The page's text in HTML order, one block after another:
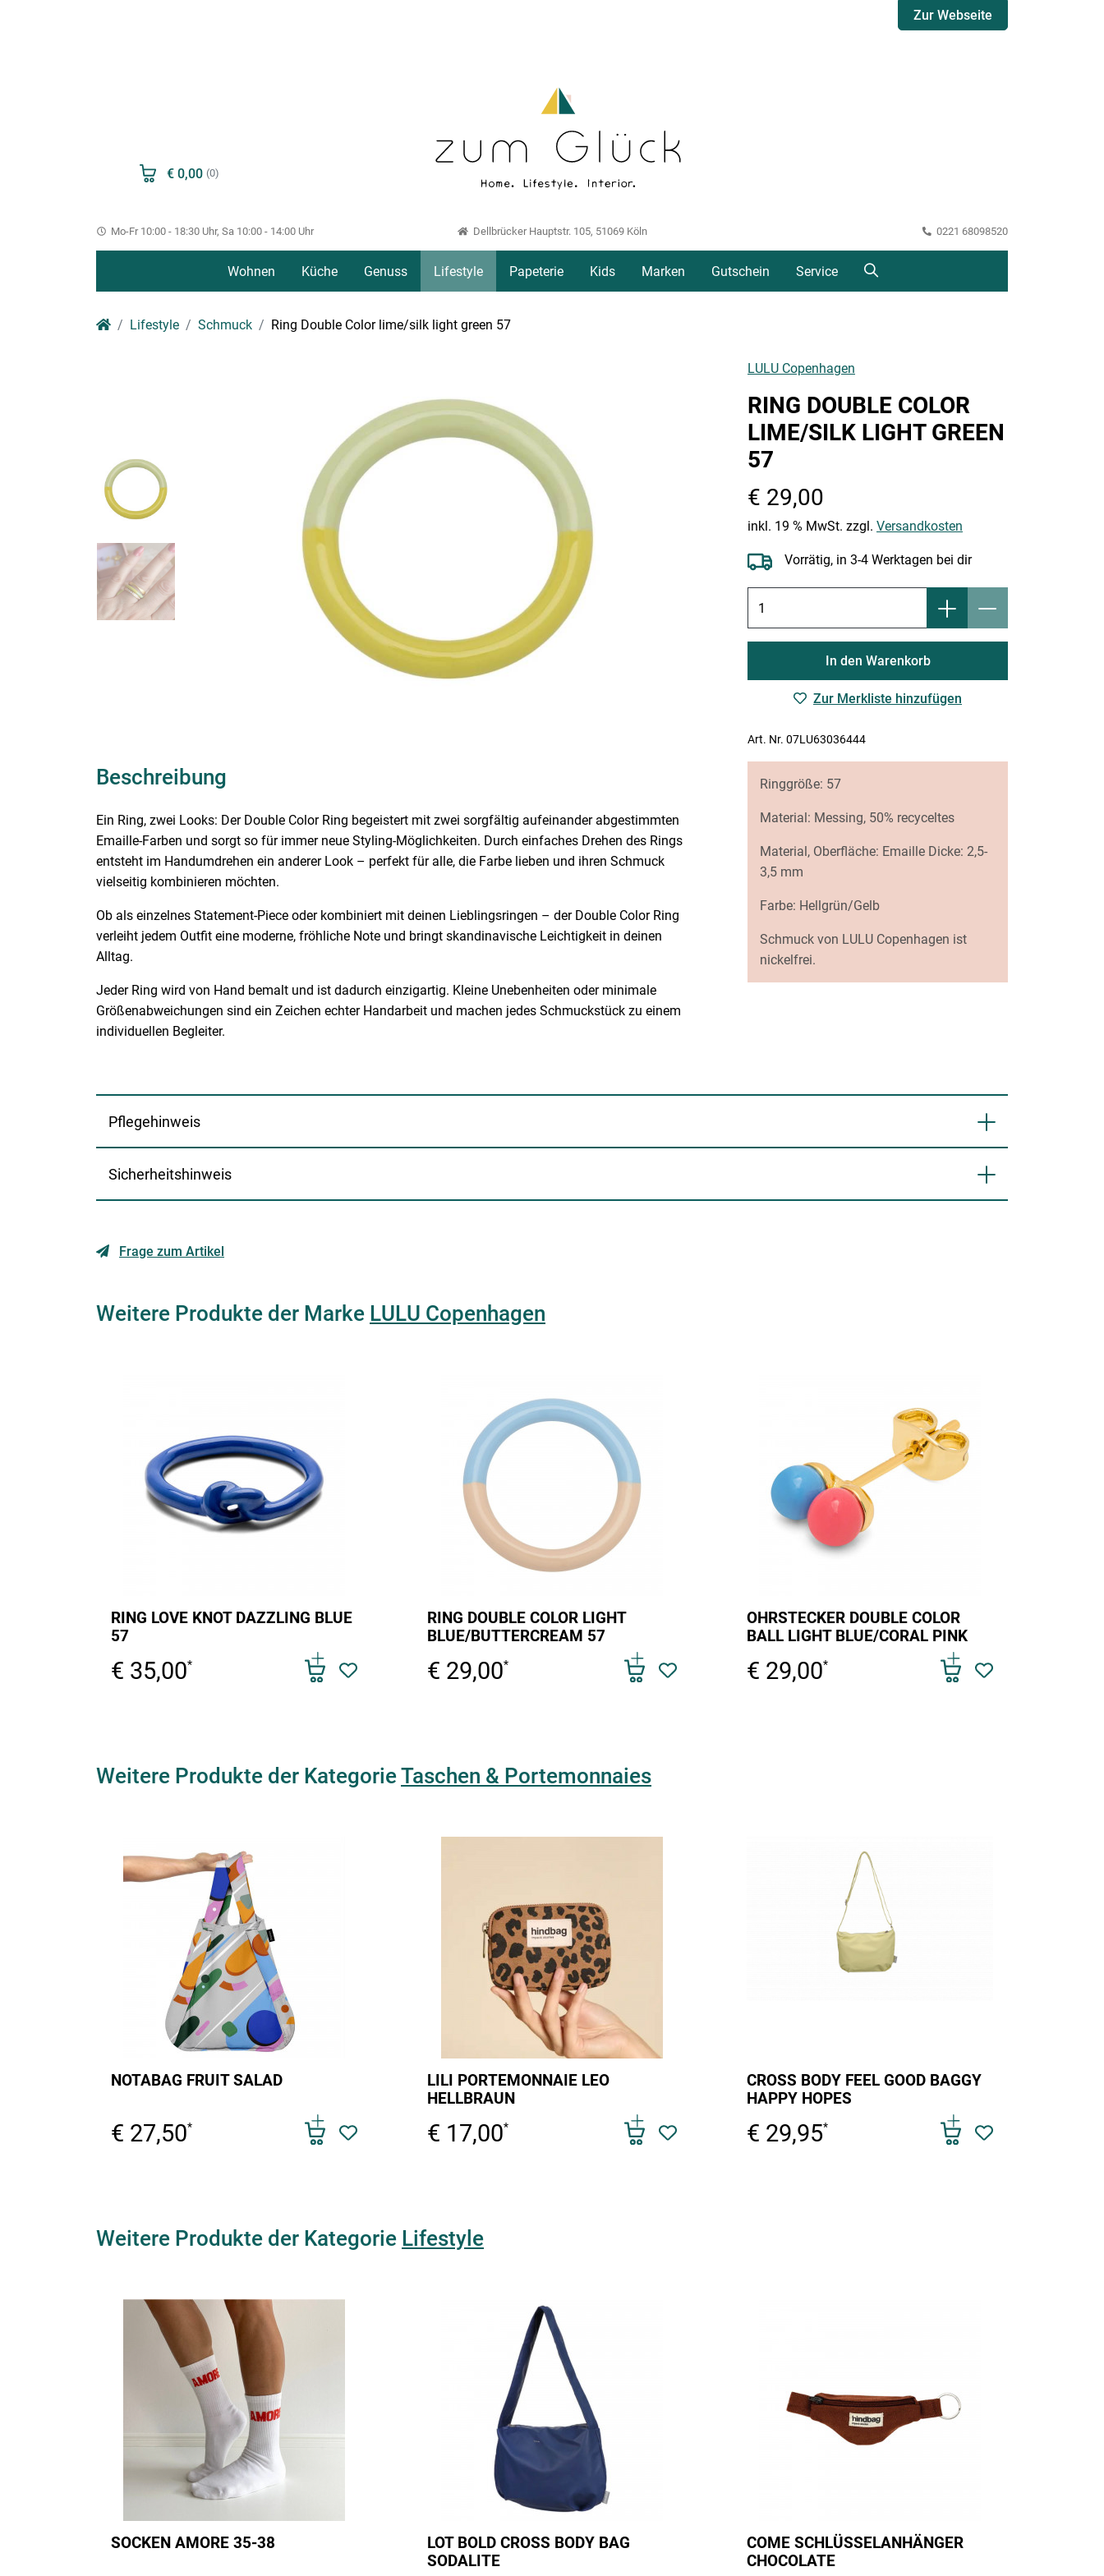
Zur Webseite
€ 0,00 (0)
Mo-Fr 10:00 - 18:30 Uhr, Sa 10:00 - 14:00 Uhr Dellbrücker Hauptstr. 105, 51069 Köln 0221 68098520
Wohnen Küche Genuss Lifestyle Papeterie Kids Marken Gutschein Service
Lifestyle Schmuck Ring Double Color lime/silk light green 57
Beschreibung
Ein Ring, zwei Looks: Der Double Color Ring begeistert mit zwei sorgfältig aufeinander abgestimmten
Emaille-Farben und sorgt so für immer neue Styling-Möglichkeiten. Durch einfaches Drehen des Rings
entsteht im Handumdrehen ein anderer Look – perfekt für alle, die Farbe lieben und ihren Schmuck
vielseitig kombinieren möchten.
Ob als einzelnes Statement-Piece oder kombiniert mit deinen Lieblingsringen – der Double Color Ring
verleiht jedem Outfit eine moderne, fröhliche Note und bringt skandinavische Leichtigkeit in deinen
Alltag.
Jeder Ring wird von Hand bemalt und ist dadurch einzigartig. Kleine Unebenheiten oder minimale
Größenabweichungen sind ein Zeichen echter Handarbeit und machen jedes Schmuckstück zu einem
individuellen Begleiter.
LULU Copenhagen
RING DOUBLE COLOR
LIME/SILK LIGHT GREEN
57
€ 29,00
inkl. 19 % MwSt. zzgl. Versandkosten
Vorrätig, in 3-4 Werktagen bei dir
In den Warenkorb
Zur Merkliste hinzufügen
Art. Nr. 07LU63036444
Ringgröße: 57
Material: Messing, 50% recyceltes
Material, Oberfläche: Emaille Dicke: 2,5-
3,5 mm
Farbe: Hellgrün/Gelb
Schmuck von LULU Copenhagen ist
nickelfrei.
Pflegehinweis
Sicherheitshinweis
Frage zum Artikel
Weitere Produkte der Marke LULU Copenhagen
RING LOVE KNOT DAZZLING BLUE
57
€ 35,00*
RING DOUBLE COLOR LIGHT
BLUE/BUTTERCREAM 57
€ 29,00*
OHRSTECKER DOUBLE COLOR
BALL LIGHT BLUE/CORAL PINK
€ 29,00*
Weitere Produkte der KategorieTaschen & Portemonnaies
NOTABAG FRUIT SALAD
€ 27,50*
LILI PORTEMONNAIE LEO
HELLBRAUN
€ 17,00*
CROSS BODY FEEL GOOD BAGGY
HAPPY HOPES
€ 29,95*
Weitere Produkte der Kategorie Lifestyle
SOCKEN AMORE 35-38
LOT BOLD CROSS BODY BAG
SODALITE
COME SCHLÜSSELANHÄNGER
CHOCOLATE